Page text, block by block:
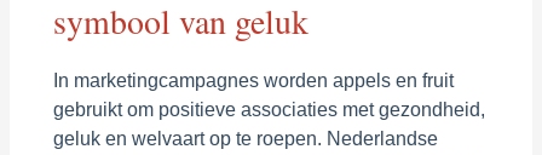
symbool van geluk
In marketingcampagnes worden appels en fruit
gebruikt om positieve associaties met gezondheid,
geluk en welvaart op te roepen. Nederlandse